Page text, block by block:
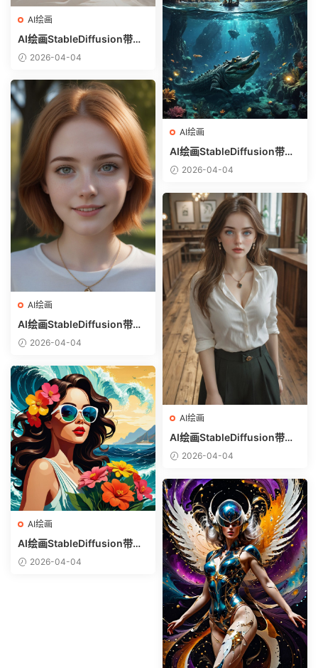
AI绘画
AI绘画StableDiffusion带信
息样图（civitai.com网站精
2026-04-04
AI绘画
AI绘画StableDiffusion带信
息样图（civitai.com网站精
2026-04-04
AI绘画
AI绘画StableDiffusion带信
息样图（civitai.com网站精
2026-04-04
AI绘画
AI绘画StableDiffusion带信
息样图（civitai.com网站精
2026-04-04
AI绘画
AI绘画StableDiffusion带信
息样图（civitai.com网站精
2026-04-04